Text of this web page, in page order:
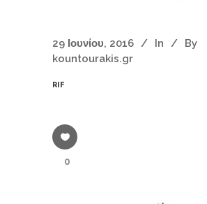
29 Ιουνίου, 2016 In
By
kountourakis.gr
RIF
0